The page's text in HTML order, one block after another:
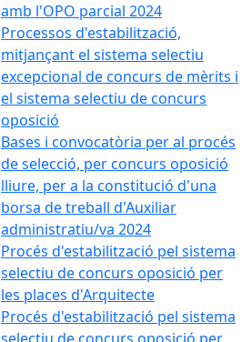
amb l'OPO parcial 2024
Processos d'estabilització,
mitjançant el sistema selectiu
excepcional de concurs de mèrits i
el sistema selectiu de concurs
oposició
Bases i convocatòria per al procés
de selecció, per concurs oposició
lliure, per a la constitució d'una
borsa de treball d'Auxiliar
administratiu/va 2024
Procés d'estabilització pel sistema
selectiu de concurs oposició per
les places d'Arquitecte
Procés d'estabilització pel sistema